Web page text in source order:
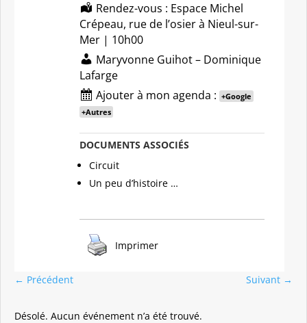
Rendez-vous : Espace Michel
Crépeau, rue de l’osier à Nieul-sur-
Mer | 10h00
Maryvonne Guihot – Dominique
Lafarge
Ajouter à mon agenda : +Google
+Autres
DOCUMENTS ASSOCIÉS
Circuit
Un peu d’histoire …
Imprimer
← Précédent Suivant →
Désolé. Aucun événement n’a été trouvé.